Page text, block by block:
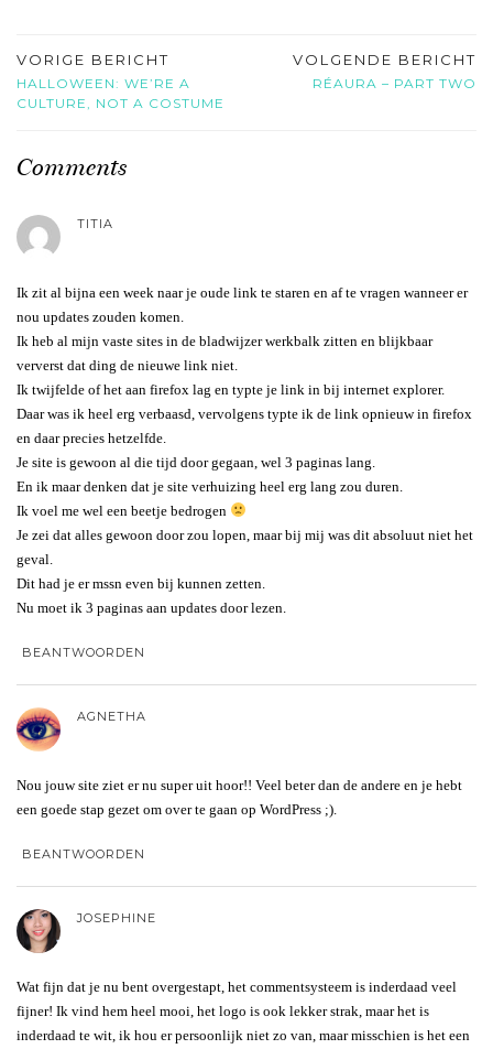
VORIGE BERICHT
HALLOWEEN: WE’RE A
CULTURE, NOT A COSTUME
VOLGENDE BERICHT
RÉAURA – PART TWO
Comments
TITIA
Ik zit al bijna een week naar je oude link te staren en af te vragen wanneer er
nou updates zouden komen.
Ik heb al mijn vaste sites in de bladwijzer werkbalk zitten en blijkbaar
ververst dat ding de nieuwe link niet.
Ik twijfelde of het aan firefox lag en typte je link in bij internet explorer.
Daar was ik heel erg verbaasd, vervolgens typte ik de link opnieuw in firefox
en daar precies hetzelfde.
Je site is gewoon al die tijd door gegaan, wel 3 paginas lang.
En ik maar denken dat je site verhuizing heel erg lang zou duren.
Ik voel me wel een beetje bedrogen
Je zei dat alles gewoon door zou lopen, maar bij mij was dit absoluut niet het
geval.
Dit had je er mssn even bij kunnen zetten.
Nu moet ik 3 paginas aan updates door lezen.
BEANTWOORDEN
AGNETHA
Nou jouw site ziet er nu super uit hoor!! Veel beter dan de andere en je hebt
een goede stap gezet om over te gaan op WordPress ;).
BEANTWOORDEN
JOSEPHINE
Wat fijn dat je nu bent overgestapt, het commentsysteem is inderdaad veel
fijner! Ik vind hem heel mooi, het logo is ook lekker strak, maar het is
inderdaad te wit, ik hou er persoonlijk niet zo van, maar misschien is het een